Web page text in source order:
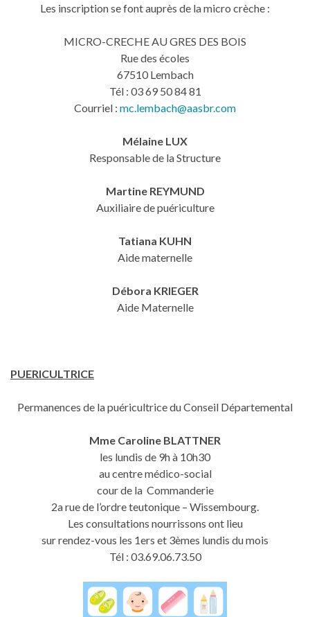
Les inscription se font auprès de la micro crèche :
MICRO-CRECHE AU GRES DES BOIS
Rue des écoles
67510 Lembach
Tél : 03 69 50 84 81
Courriel : mc.lembach@aasbr.com
Mélaine LUX
Responsable de la Structure
Martine REYMUND
Auxiliaire de puériculture
Tatiana KUHN
Aide maternelle
Débora KRIEGER
Aide Maternelle
PUERICULTRICE
Permanences de la puéricultrice du Conseil Départemental
Mme Caroline BLATTNER
les lundis de 9h à 10h30
au centre médico-social
cour de la Commanderie
2a rue de l’ordre teutonique – Wissembourg.
Les consultations nourrissons ont lieu
sur rendez-vous les 1ers et 3èmes lundis du mois
Tél : 03.69.06.73.50